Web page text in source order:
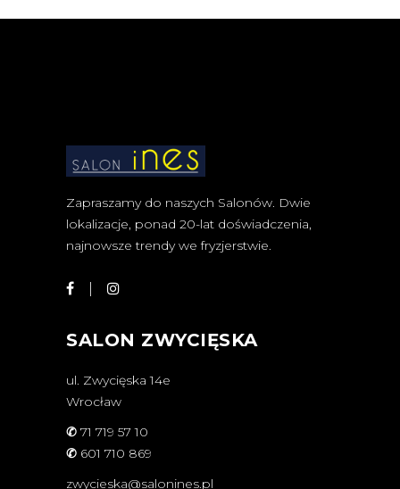
Zapraszamy do naszych Salonów. Dwie
lokalizacje, ponad 20-lat doświadczenia,
najnowsze trendy we fryzjerstwie.
SALON ZWYCIĘSKA
ul. Zwycięska 14e
Wrocław
✆ 71 719 57 10
✆ 601 710 869
zwycieska@salonines.pl